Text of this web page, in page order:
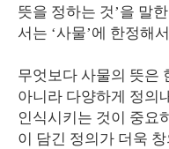
뜻을 정하는 것’을 말
서는 ‘사물’에 한정해
무엇보다 사물의 뜻은
아니라 다양하게 정의
인식시키는 것이 중요
이 담긴 정의가 더욱